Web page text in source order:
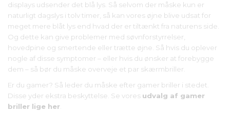
displays udsender det blå lys. Så selvom der måske kun er
naturligt dagslys i tolv timer, så kan vores øjne blive udsat for
meget mere blåt lys end hvad der er tiltænkt fra naturens side.
Og dette kan give problemer med søvnforstyrrelser,
hovedpine og smertende eller trætte øjne. Så hvis du oplever
nogle af disse symptomer – eller hvis du ønsker at forebygge
dem – så bør du måske overveje et par skærmbriller.
Er du gamer? Så leder du måske efter gamer briller i stedet.
Disse yder ekstra beskyttelse. Se vores udvalg af gamer
briller lige her.